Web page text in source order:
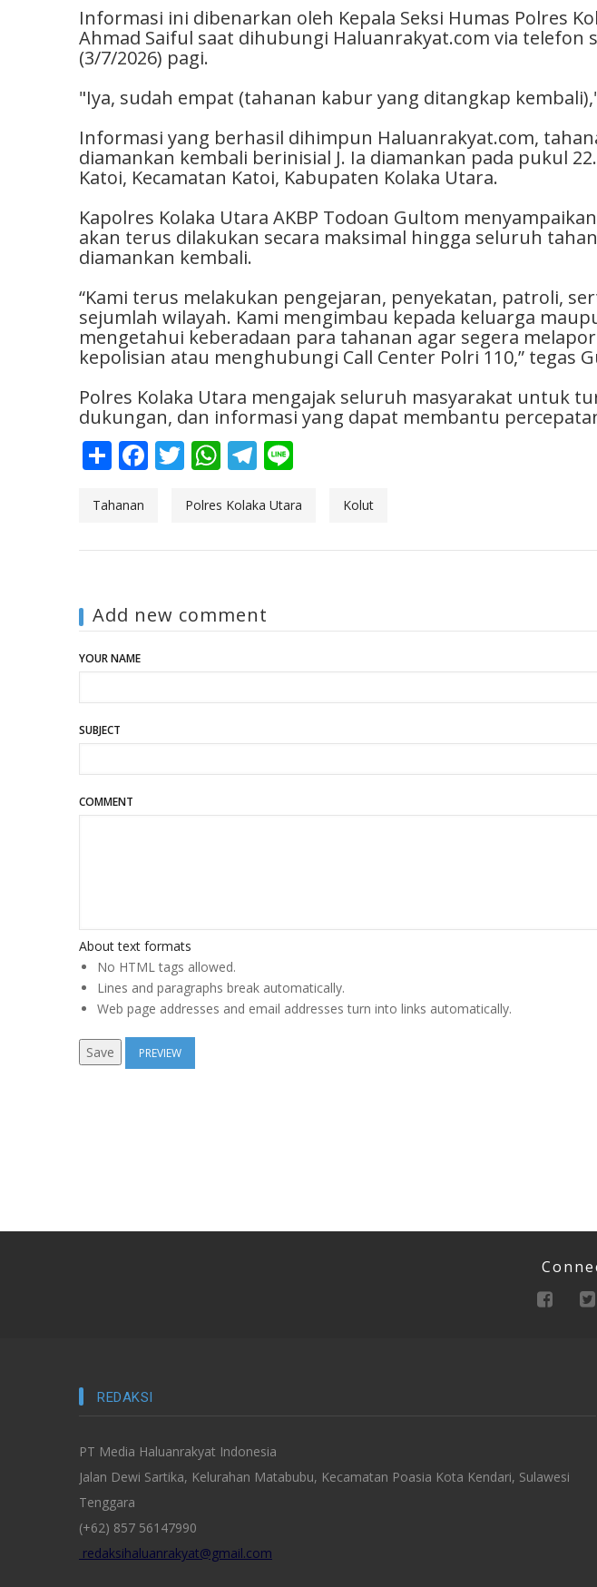
Informasi ini dibenarkan oleh Kepala Seksi Humas Polres
Ahmad Saiful saat dihubungi Haluanrakyat.com via telefon
(3/7/2026) pagi.
"Iya, sudah empat (tahanan kabur yang ditangkap
Informasi yang berhasil dihimpun Haluanrakyat.com,
diamankan kembali berinisial J. Ia diamankan pada pukul
Katoi, Kecamatan Katoi, Kabupaten Kolaka Utara.
Kapolres Kolaka Utara AKBP Todoan Gultom
akan terus dilakukan secara maksimal hingga seluruh
diamankan kembali.
“Kami terus melakukan pengejaran, penyekatan, patroli,
sejumlah wilayah. Kami mengimbau kepada keluarga
mengetahui keberadaan para tahanan agar segera
kepolisian atau menghubungi Call Center Polri 110,” tegas
Polres Kolaka Utara mengajak seluruh masyarakat untuk
dukungan, dan informasi yang dapat membantu
ShareFacebook
Twitter
WhatsApp
Telegram
Tahanan Polres Kolaka Utara Kolut
Add new comment
YOUR NAME
SUBJECT
COMMENT
About text formats
No HTML tags allowed.
Lines and paragraphs break automatically.
Web page addresses and email addresses turn into links automatically.
REDAKSI
PT Media Haluanrakyat Indonesia
Jalan Dewi Sartika, Kelurahan Matabubu, Kecamatan Poasia Kota Kendari, Sulawesi
Tenggara
(+62) 857 56147990
redaksihaluanrakyat@gmail.com